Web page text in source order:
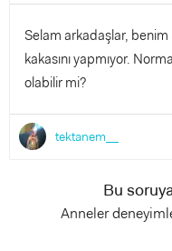
Selam arkadaşlar,
kakasını yapmıyor.
olabilir mi?
tektanem__
Bu
Anneler